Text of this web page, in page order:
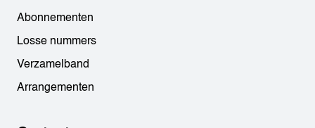
Abonnementen
Losse nummers
Verzamelband
Arrangementen